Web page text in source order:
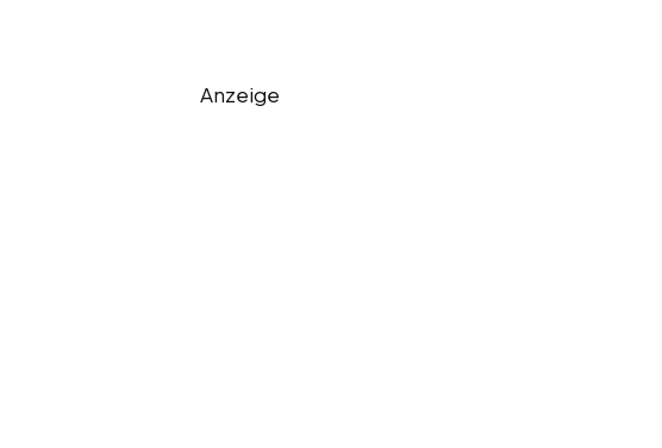
Anzeige